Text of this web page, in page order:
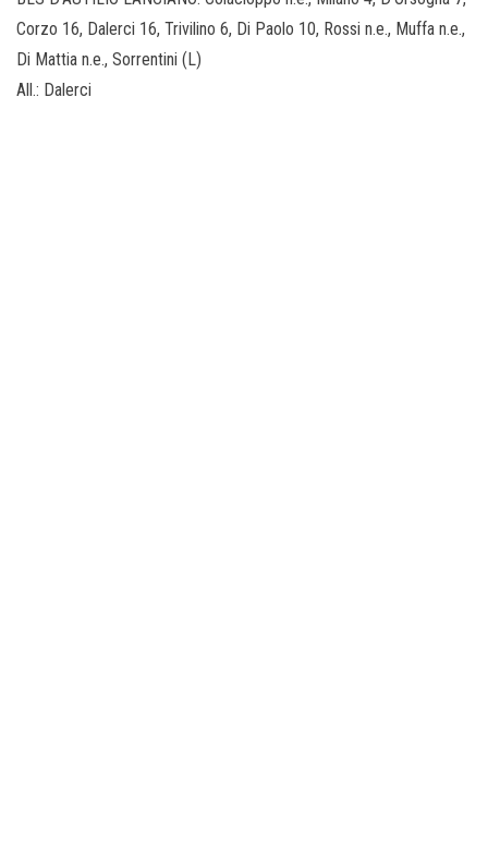
Corzo 16, Dalerci 16, Trivilino 6, Di Paolo 10, Rossi n.e., Muffa n.e.,
Di Mattia n.e., Sorrentini (L)
All.: Dalerci